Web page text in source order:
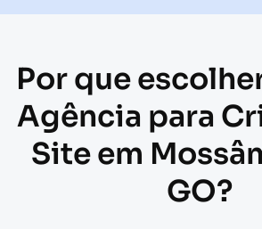
Por que
Agência para
Site em
GO?